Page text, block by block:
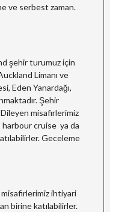
ve serbest zaman.
şehir turumuz için
Limanı ve
Eden Yanardağı,
Şehir
misafirlerimiz
cruise ya da
Geceleme
misafirlerimiz ihtiyari
birine katılabilirler.